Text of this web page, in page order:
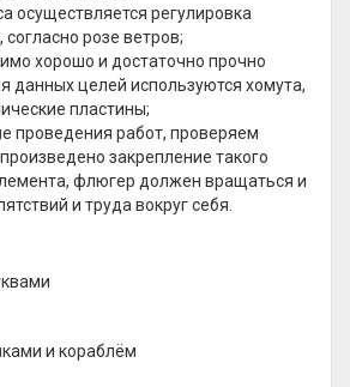
осуществляется регулировка
розе ветров;
хорошо и достаточно прочно
данных целей используются хомута,
пластины;
проведения работ, проверяем
закрепление такого
флюгер должен вращаться и
и труда вокруг себя.